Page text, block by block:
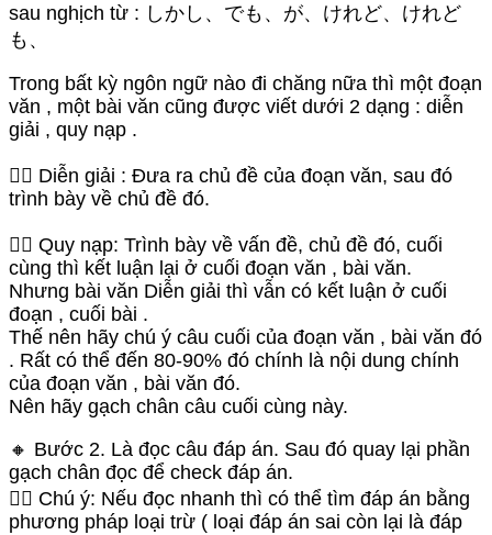
sau nghịch từ : しかし、でも、が、けれど、けれど
も、
Trong bất kỳ ngôn ngữ nào đi chăng nữa thì một đoạn
văn , một bài văn cũng được viết dưới 2 dạng : diễn
giải , quy nạp .
👉🏻 Diễn giải : Đưa ra chủ đề của đoạn văn, sau đó
trình bày về chủ đề đó.
👉🏻 Quy nạp: Trình bày về vấn đề, chủ đề đó, cuối
cùng thì kết luận lại ở cuối đoạn văn , bài văn.
Nhưng bài văn Diễn giải thì vẫn có kết luận ở cuối
đoạn , cuối bài .
Thế nên hãy chú ý câu cuối của đoạn văn , bài văn đó
. Rất có thể đến 80-90% đó chính là nội dung chính
của đoạn văn , bài văn đó.
Nên hãy gạch chân câu cuối cùng này.
🔸 Bước 2. Là đọc câu đáp án. Sau đó quay lại phần
gạch chân đọc để check đáp án.
👉🏻 Chú ý: Nếu đọc nhanh thì có thể tìm đáp án bằng
phương pháp loại trừ ( loại đáp án sai còn lại là đáp